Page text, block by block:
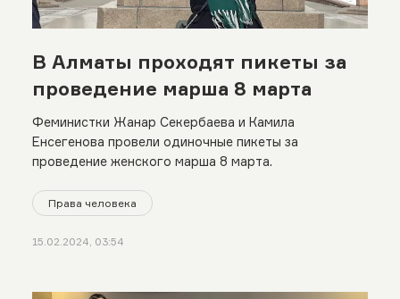
В Алматы проходят пикеты за
проведение марша 8 марта
Феминистки Жанар Секербаева и Камила
Енсегенова провели одиночные пикеты за
проведение женского марша 8 марта.
Права человека
15.02.2024, 03:54